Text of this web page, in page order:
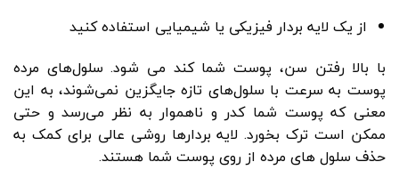
از یک لایه بردار فیزیکی یا شیمیایی استفاده کنید
با بالا رفتن سن، پوست شما کند می شود. سلول‌های مرده
پوست به سرعت با سلول‌های تازه جایگزین نمی‌شوند، به این
معنی که پوست شما کدر و ناهموار به نظر می‌رسد و حتی
ممکن است ترک بخورد. لایه بردارها روشی عالی برای کمک به
حذف سلول های مرده از روی پوست شما هستند.